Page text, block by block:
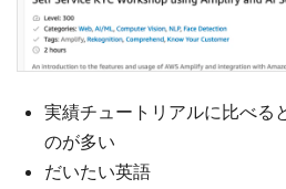
実績チュートリアルに比べる
のが多い
だいたい英語